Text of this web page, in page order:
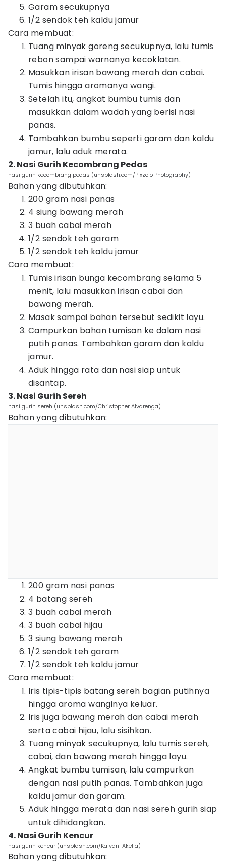
Garam secukupnya
1/2 sendok teh kaldu jamur
Cara membuat:
Tuang minyak goreng secukupnya, lalu tumis
rebon sampai warnanya kecoklatan.
Masukkan irisan bawang merah dan cabai.
Tumis hingga aromanya wangi.
Setelah itu, angkat bumbu tumis dan
masukkan dalam wadah yang berisi nasi
panas.
Tambahkan bumbu seperti garam dan kaldu
jamur, lalu aduk merata.
2. Nasi Gurih Kecombrang Pedas
nasi gurih kecombrang pedas (unsplash.com/Pixzolo Photography)
Bahan yang dibutuhkan:
200 gram nasi panas
4 siung bawang merah
3 buah cabai merah
1/2 sendok teh garam
1/2 sendok teh kaldu jamur
Cara membuat:
Tumis irisan bunga kecombrang selama 5
menit, lalu masukkan irisan cabai dan
bawang merah.
Masak sampai bahan tersebut sedikit layu.
Campurkan bahan tumisan ke dalam nasi
putih panas. Tambahkan garam dan kaldu
jamur.
Aduk hingga rata dan nasi siap untuk
disantap.
3. Nasi Gurih Sereh
nasi gurih sereh (unsplash.com/Christopher Alvarenga)
Bahan yang dibutuhkan:
200 gram nasi panas
4 batang sereh
3 buah cabai merah
3 buah cabai hijau
3 siung bawang merah
1/2 sendok teh garam
1/2 sendok teh kaldu jamur
Cara membuat:
Iris tipis-tipis batang sereh bagian putihnya
hingga aroma wanginya keluar.
Iris juga bawang merah dan cabai merah
serta cabai hijau, lalu sisihkan.
Tuang minyak secukupnya, lalu tumis sereh,
cabai, dan bawang merah hingga layu.
Angkat bumbu tumisan, lalu campurkan
dengan nasi putih panas. Tambahkan juga
kaldu jamur dan garam.
Aduk hingga merata dan nasi sereh gurih siap
untuk dihidangkan.
4. Nasi Gurih Kencur
nasi gurih kencur (unsplash.com/Kalyani Akella)
Bahan yang dibutuhkan: